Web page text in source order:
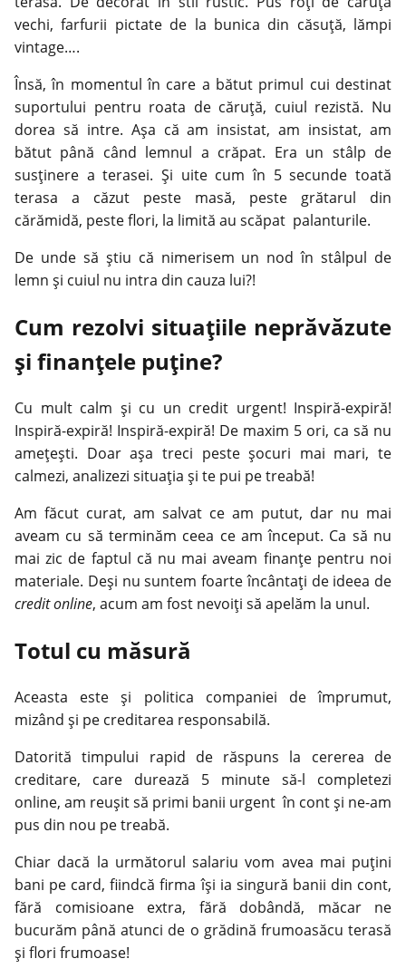
vechi, farfurii pictate de la bunica din căsuţă, lămpi
vintage….
Însă, în momentul în care a bătut primul cui destinat
suportului pentru roata de căruţă, cuiul rezistă. Nu
dorea să intre. Aşa că am insistat, am insistat, am
bătut până când lemnul a crăpat. Era un stâlp de
susţinere a terasei. Şi uite cum în 5 secunde toată
terasa a căzut peste masă, peste grătarul din
cărămidă, peste flori, la limită au scăpat palanturile.
De unde să ştiu că nimerisem un nod în stâlpul de
lemn şi cuiul nu intra din cauza lui?!
Cum rezolvi situaţiile neprăvăzute
şi finanţele puţine?
Cu mult calm şi cu un credit urgent! Inspiră-expiră!
Inspiră-expiră! Inspiră-expiră! De maxim 5 ori, ca să nu
ameţeşti. Doar aşa treci peste şocuri mai mari, te
calmezi, analizezi situaţia şi te pui pe treabă!
Am făcut curat, am salvat ce am putut, dar nu mai
aveam cu să terminăm ceea ce am început. Ca să nu
mai zic de faptul că nu mai aveam finanţe pentru noi
materiale. Deşi nu suntem foarte încântaţi de ideea de
credit online, acum am fost nevoiţi să apelăm la unul.
Totul cu măsură
Aceasta este şi politica companiei de împrumut,
mizând şi pe creditarea responsabilă.
Datorită timpului rapid de răspuns la cererea de
creditare, care durează 5 minute să-l completezi
online, am reuşit să primi banii urgent în cont şi ne-am
pus din nou pe treabă.
Chiar dacă la următorul salariu vom avea mai puţini
bani pe card, fiindcă firma îşi ia singură banii din cont,
fără comisioane extra, fără dobândă, măcar ne
bucurăm până atunci de o grădină frumoasăcu terasă
şi flori frumoase!